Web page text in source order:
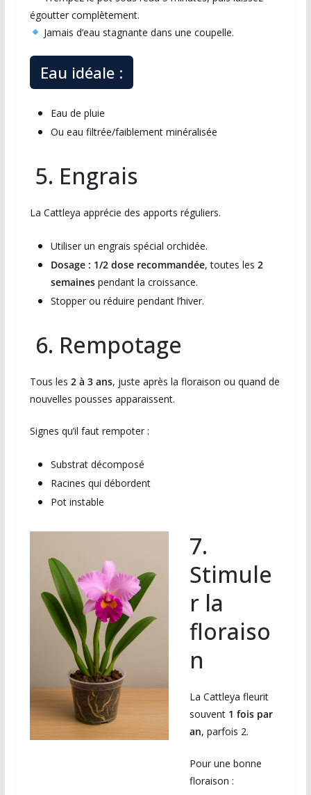
égoutter complètement.
Jamais d’eau stagnante dans une coupelle.
Eau idéale :
Eau de pluie
Ou eau filtrée/faiblement minéralisée
5. Engrais
La Cattleya apprécie des apports réguliers.
Utiliser un engrais spécial orchidée.
Dosage : 1/2 dose recommandée, toutes les 2
semainespendant la croissance.
Stopper ou réduire pendant l’hiver.
6. Rempotage
Tous les 2 à 3 ans, juste après la floraison ou quand de
nouvelles pousses apparaissent.
Signes qu’il faut rempoter :
Substrat décomposé
Racines qui débordent
Pot instable
7.
Stimule
r la
floraiso
n
La Cattleya fleurit
souvent 1 fois par
an, parfois 2.
Pour une bonne
floraison :